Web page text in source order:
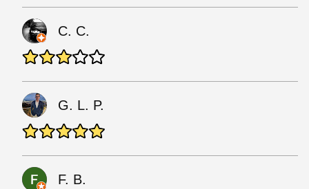
C. C.
G. L. P.
F. B.